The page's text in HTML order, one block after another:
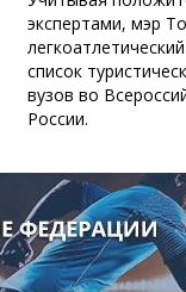
экспертами, мэр
список
вузов во
России.